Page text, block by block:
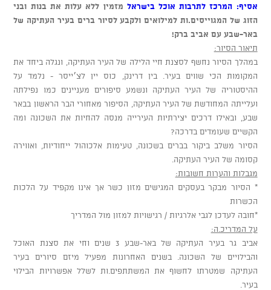
אסיף: המרכז לתרבות אוכל בישראל מזמין ללא עלות את בנות ובני
הזוג של המגוייסים.ות למילואים ולקבע לסיור ברים בעיר העתיקה של
באר-שבע עם אביב ברק!
תיאור הסיור:
במהלך הסיור נחשף לסצנת חיי הלילה של העיר העתיקה, ונגלה ביחד את
המקומות הכי שווים בעיר. בין דרינק, כוס יין לצ׳ייסר - נלמד על
ההיסטוריה של העיר העתיקה ונשמע סיפורים מעניינים כמו נפילתה
ועלייתה המחודשת של העיר העתיקה, הסיפור מאחורי הבר הראשון בבאר
שבע, ובאילו דרכים יצירתיות העירייה מנסה להחיות את השכונה ומה
הקשיים שעומדים בדרכה?
הסיור משלב ביקור בברים בשכונה, טעימות אלכוהול ייחודיות, ואווירה
קסומה של העיר העתיקה.
מגבלות והערות חשובות:
* הסיור מבקר בעסקים המגישים מזון כשר אך אינו מקפיד על הלכות
הכשרות
*חובה לעדכן לגבי אלרגיות / רגישויות למזון מול המדריך
על המדריכ.ה:
אביב גר בעיר העתיקה של באר-שבע 3 שנים וחי את סצנת האוכל
והבילויים של השכונה. בשנים האחרונות מפעיל מיזם סיורים בעיר
העתיקה שמטרתו לחשוף את המשתתפים.ות לשלל אפשרויות הבילוי
בעיר.